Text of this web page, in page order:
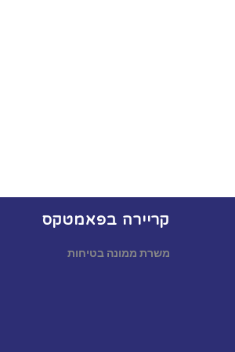
קריירה בפאמטקס
משרת ממונה בטיחות